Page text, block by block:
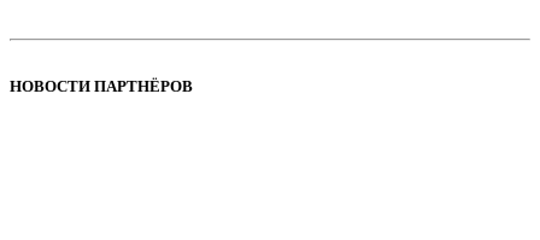
НОВОСТИ ПАРТНЁРОВ